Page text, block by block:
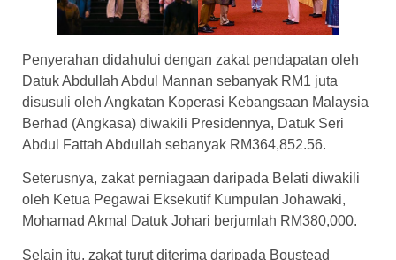
Penyerahan didahului dengan zakat pendapatan oleh
Datuk Abdullah Abdul Mannan sebanyak RM1 juta
disusuli oleh Angkatan Koperasi Kebangsaan Malaysia
Berhad (Angkasa) diwakili Presidennya, Datuk Seri
Abdul Fattah Abdullah sebanyak RM364,852.56.
Seterusnya, zakat perniagaan daripada Belati diwakili
oleh Ketua Pegawai Eksekutif Kumpulan Johawaki,
Mohamad Akmal Datuk Johari berjumlah RM380,000.
Selain itu, zakat turut diterima daripada Boustead